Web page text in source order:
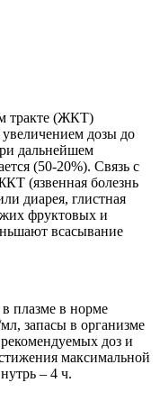
тракте (ЖКТ)
дозы до
дальнейшем
(50-20%). Связь с
(язвенная болезнь
диарея, глистная
фруктовых и
всасывание
плазме в норме
запасы в организме
доз и
максимальной
– 4 ч.